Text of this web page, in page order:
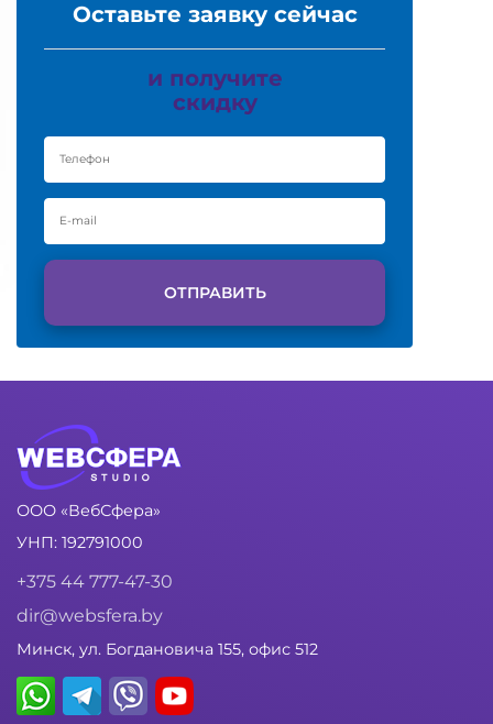
Оставьте заявку сейчас
и получите
скидку
ОТПРАВИТЬ
ООО «ВебСфера»
УНП: 192791000
+375 44 777-47-30
dir@websfera.by
Минск, ул. Богдановича 155, офис 512